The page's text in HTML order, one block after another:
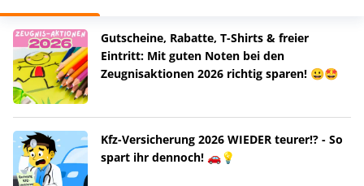
Gutscheine, Rabatte, T-Shirts & freier
Eintritt: Mit guten Noten bei den
Zeugnisaktionen 2026 richtig sparen! 😀🤩
Kfz-Versicherung 2026 WIEDER teurer!? - So
spart ihr dennoch! 🚗💡